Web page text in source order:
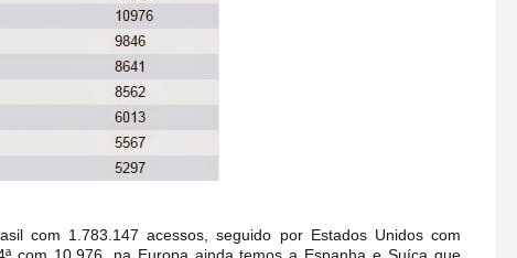
com 1.783.147 acessos, seguido por Estados Unidos com